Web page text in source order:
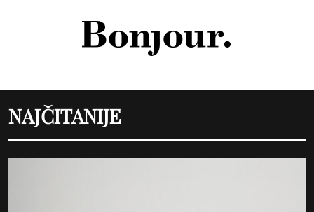
NAJČITANIJE